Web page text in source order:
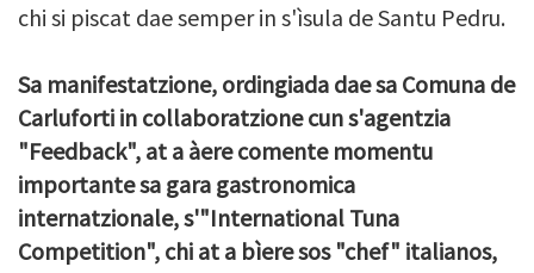
chi si piscat dae semper in s'ìsula de Santu Pedru.
Sa manifestatzione, ordingiada dae sa Comuna de
Carluforti in collaboratzione cun s'agentzia
"Feedback", at a àere comente momentu
importante sa gara gastronomica
internatzionale, s'"International Tuna
Competition", chi at a bìere sos "chef" italianos,